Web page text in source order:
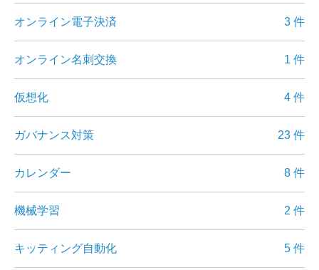
オンライン電子決済 3 件
オンライン名刺交換 1 件
仮想化 4 件
ガバナンス対策 23 件
カレンダー 8 件
機械学習 2 件
キッティング自動化 5 件